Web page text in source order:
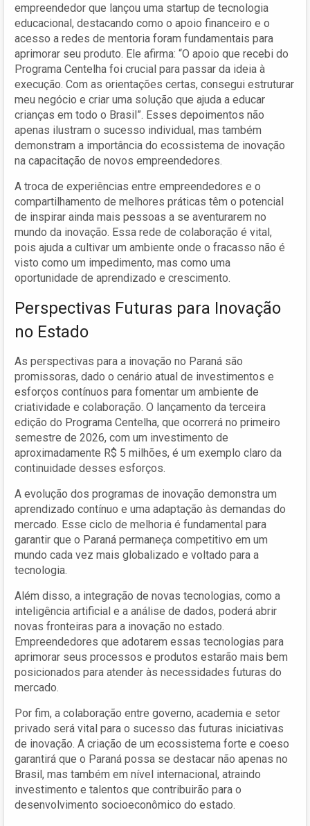
empreendedor que lançou uma startup de tecnologia
educacional, destacando como o apoio financeiro e o
acesso a redes de mentoria foram fundamentais para
aprimorar seu produto. Ele afirma: “O apoio que recebi do
Programa Centelha foi crucial para passar da ideia à
execução. Com as orientações certas, consegui estruturar
meu negócio e criar uma solução que ajuda a educar
crianças em todo o Brasil”. Esses depoimentos não
apenas ilustram o sucesso individual, mas também
demonstram a importância do ecossistema de inovação
na capacitação de novos empreendedores.
A troca de experiências entre empreendedores e o
compartilhamento de melhores práticas têm o potencial
de inspirar ainda mais pessoas a se aventurarem no
mundo da inovação. Essa rede de colaboração é vital,
pois ajuda a cultivar um ambiente onde o fracasso não é
visto como um impedimento, mas como uma
oportunidade de aprendizado e crescimento.
Perspectivas Futuras para Inovação
no Estado
As perspectivas para a inovação no Paraná são
promissoras, dado o cenário atual de investimentos e
esforços contínuos para fomentar um ambiente de
criatividade e colaboração. O lançamento da terceira
edição do Programa Centelha, que ocorrerá no primeiro
semestre de 2026, com um investimento de
aproximadamente R$ 5 milhões, é um exemplo claro da
continuidade desses esforços.
A evolução dos programas de inovação demonstra um
aprendizado contínuo e uma adaptação às demandas do
mercado. Esse ciclo de melhoria é fundamental para
garantir que o Paraná permaneça competitivo em um
mundo cada vez mais globalizado e voltado para a
tecnologia.
Além disso, a integração de novas tecnologias, como a
inteligência artificial e a análise de dados, poderá abrir
novas fronteiras para a inovação no estado.
Empreendedores que adotarem essas tecnologias para
aprimorar seus processos e produtos estarão mais bem
posicionados para atender às necessidades futuras do
mercado.
Por fim, a colaboração entre governo, academia e setor
privado será vital para o sucesso das futuras iniciativas
de inovação. A criação de um ecossistema forte e coeso
garantirá que o Paraná possa se destacar não apenas no
Brasil, mas também em nível internacional, atraindo
investimento e talentos que contribuirão para o
desenvolvimento socioeconômico do estado.